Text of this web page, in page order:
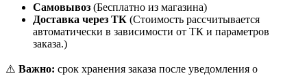
Самовывоз (Бесплатно из магазина)
Доставка через ТК (Стоимость рассчитывается
автоматически в зависимости от ТК и параметров
заказа.)
⚠️ Важно: срок хранения заказа после уведомления о